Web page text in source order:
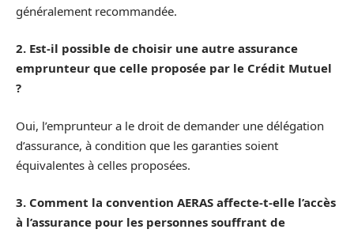
généralement recommandée.
2. Est-il possible de choisir une autre assurance
emprunteur que celle proposée par le Crédit Mutuel
?
Oui, l’emprunteur a le droit de demander une délégation
d’assurance, à condition que les garanties soient
équivalentes à celles proposées.
3. Comment la convention AERAS affecte-t-elle l’accès
à l’assurance pour les personnes souffrant de